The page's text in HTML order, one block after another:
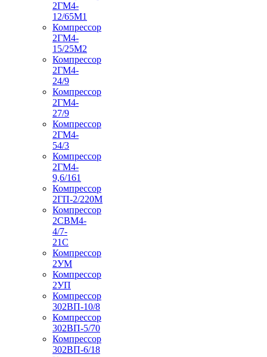
2ГМ4-
12/65М1
Компрессор
2ГМ4-
15/25М2
Компрессор
2ГМ4-
24/9
Компрессор
2ГМ4-
27/9
Компрессор
2ГМ4-
54/3
Компрессор
2ГМ4-
9,6/161
Компрессор
2ГП-2/220М
Компрессор
2СВМ4-
4/7-
21С
Компрессор
2УМ
Компрессор
2УП
Компрессор
302ВП-10/8
Компрессор
302ВП-5/70
Компрессор
302ВП-6/18